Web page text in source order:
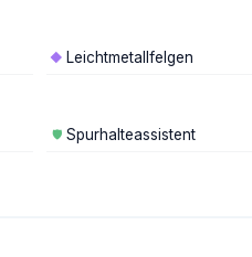
◆ Leichtmetallfelgen
🛡 Spurhalteassistent